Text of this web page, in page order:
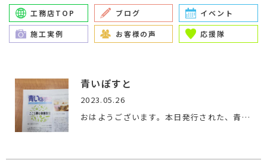
工務店TOP ブログ イベント
施工実例 お客様の声 応援隊
青いぽすと
2023.05.26
おはようございます。本日発行された、青いぽすとに完成見学会…